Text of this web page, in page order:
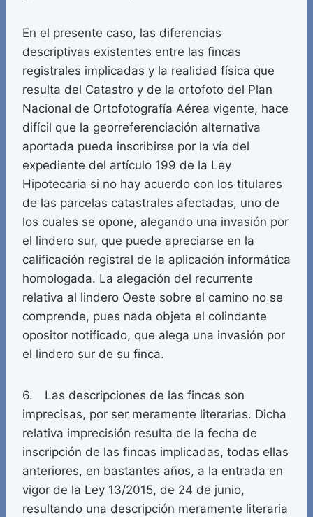
En el presente caso, las diferencias
descriptivas existentes entre las fincas
registrales implicadas y la realidad física que
resulta del Catastro y de la ortofoto del Plan
Nacional de Ortofotografía Aérea vigente, hace
difícil que la georreferenciación alternativa
aportada pueda inscribirse por la vía del
expediente del artículo 199 de la Ley
Hipotecaria si no hay acuerdo con los titulares
de las parcelas catastrales afectadas, uno de
los cuales se opone, alegando una invasión por
el lindero sur, que puede apreciarse en la
calificación registral de la aplicación informática
homologada. La alegación del recurrente
relativa al lindero Oeste sobre el camino no se
comprende, pues nada objeta el colindante
opositor notificado, que alega una invasión por
el lindero sur de su finca.
6. Las descripciones de las fincas son
imprecisas, por ser meramente literarias. Dicha
relativa imprecisión resulta de la fecha de
inscripción de las fincas implicadas, todas ellas
anteriores, en bastantes años, a la entrada en
vigor de la Ley 13/2015, de 24 de junio,
resultando una descripción meramente literaria